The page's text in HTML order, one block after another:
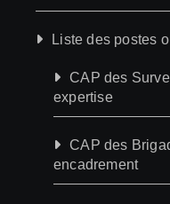
Liste des postes
CAP des
expertise
CAP des
encadrement